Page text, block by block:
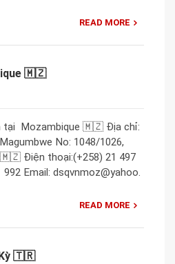
READ MORE
🇲🇿
tại Mozambique 🇲🇿 Địa chỉ:
No: 1048/1026,
Điện thoại:(+258) 21 497
Email: dsqvnmoz@yahoo.
READ MORE
Kỳ 🇹🇷